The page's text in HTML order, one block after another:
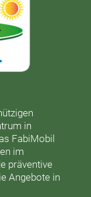
in
FabiMobil
im
präventive
Angebote in